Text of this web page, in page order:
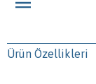
Ürün Özellikleri